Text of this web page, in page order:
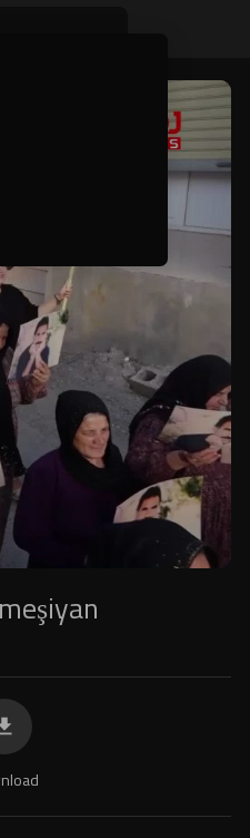
1080p
240p
auto